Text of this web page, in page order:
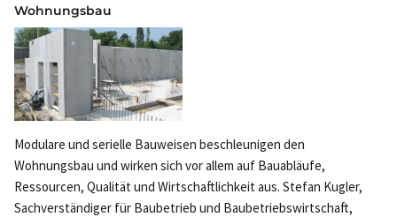
Wohnungsbau
Modulare und serielle Bauweisen beschleunigen den
Wohnungsbau und wirken sich vor allem auf Bauabläufe,
Ressourcen, Qualität und Wirtschaftlichkeit aus. Stefan Kugler,
Sachverständiger für Baubetrieb und Baubetriebswirtschaft,